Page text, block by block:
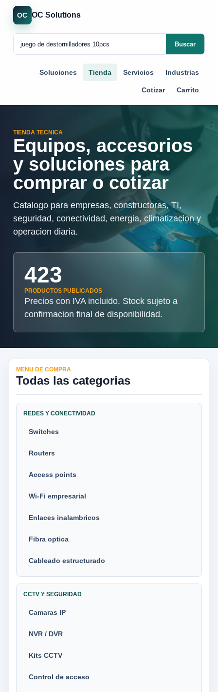
OC OC Solutions
Buscar
Soluciones Tienda Servicios Industrias
Cotizar Carrito
TIENDA TECNICA
Equipos, accesorios
y soluciones para
comprar o cotizar
Catalogo para empresas, constructoras, TI,
seguridad, conectividad, energia, climatizacion y
operacion diaria.
423
PRODUCTOS PUBLICADOS
Precios con IVA incluido. Stock sujeto a
confirmacion final de disponibilidad.
MENU DE COMPRA
Todas las categorias
REDES Y CONECTIVIDAD
Switches
Routers
Access points
Wi-Fi empresarial
Enlaces inalambricos
Fibra optica
Cableado estructurado
CCTV Y SEGURIDAD
Camaras IP
NVR / DVR
Kits CCTV
Control de acceso